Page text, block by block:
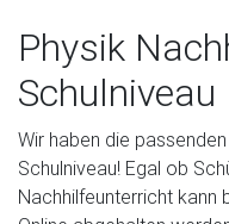
Physik
Schulniveau
Wir haben die
Schulniveau! Egal ob
Nachhilfeunterricht kann